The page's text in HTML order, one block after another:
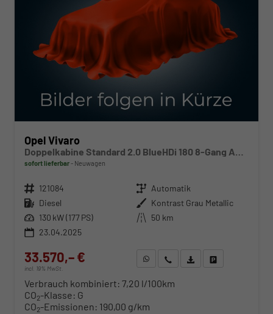
Opel Vivaro
Doppelkabine Standard 2.0 BlueHDi 180 8-Gang Automatikgetriebe
sofort lieferbar Neuwagen
Fahrzeugnr. 121084 Getriebe Automatik
Kraftstoff Diesel Außenfarbe Kontrast Grau Metallic
Leistung 130 kW (177 PS) Kilometerstand 50 km
23.04.2025
33.570,– €
incl. 19% MwSt.
WhatsApp anfragen
Wir rufen Sie anFahrzeugexposé (PDF)
Verbrauch kombiniert: 7,20 l/100km
CO2-Klasse: G
CO2-Emissionen: 190,00 g/km